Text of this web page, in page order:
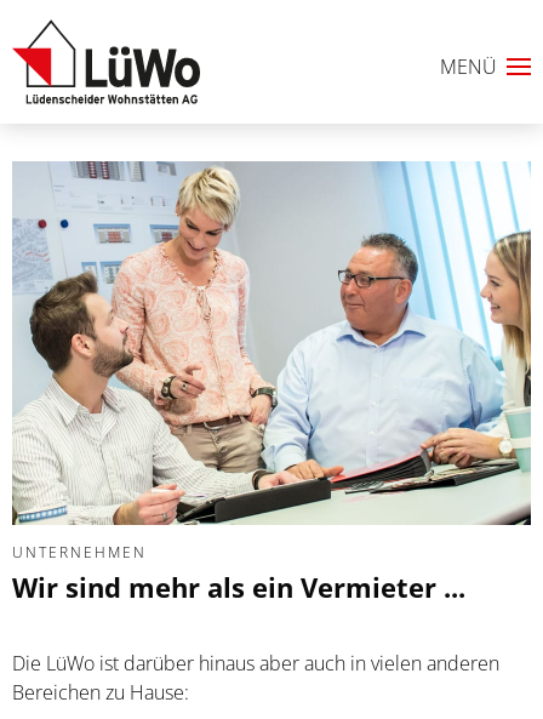
UNTERNEHMEN
Wir sind mehr als ein Vermieter ...
Die LüWo ist darüber hinaus aber auch in vielen anderen
Bereichen zu Hause: